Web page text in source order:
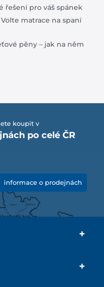
řešení pro váš spánek
matrace na spaní
pěny – jak na něm
koupit v
po celé ČR
informace o prodejnách